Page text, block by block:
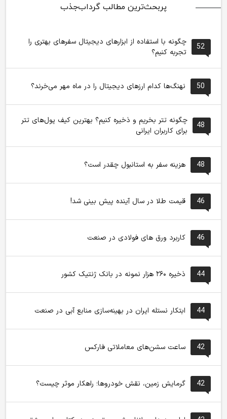
پربحث‌ترین مطالب گرداب‌جذب
52
چگونه با استفاده از ابزارهای دیجیتال سفرهای بهتری را
تجربه کنیم؟
50 نهنگ‌ها کدام ارزهای دیجیتال را در ماه مهر می‌خرند؟
48
چگونه تتر بخریم و ذخیره کنیم؟ بهترین کیف پول‌های تتر
برای کاربران ایرانی
48 هزینه سفر به استانبول چقدر است؟
46 قیمت طلا در سال آینده پیش بینی شد!
46 کاربرد ورق های فولادی در صنعت
44 ذخیره ۲۶۰ هزار نمونه در بانک ژنتیک کشور
44 ابتکار نستله ایران در بهینه‌سازی منابع آبی در صنعت
42 ساعت سشن‌های معاملاتی فارکس
42 گرمایش زمین، نقش خودروها؛ راهکار موثر چیست؟